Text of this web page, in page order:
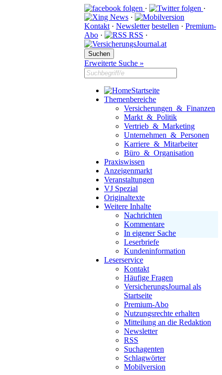
·
·
·
Kontakt · Newsletter bestellen · Premium-
Abo · RSS ·
Erweiterte Suche »
Startseite
Themenbereiche
Versicherungen & Finanzen
Markt & Politik
Vertrieb & Marketing
Unternehmen & Personen
Karriere & Mitarbeiter
Büro & Organisation
Praxiswissen
Anzeigenmarkt
Veranstaltungen
VJ Spezial
Originaltexte
Weitere Inhalte
Nachrichten
Kommentare
In eigener Sache
Leserbriefe
Kundeninformation
Leserservice
Kontakt
Häufige Fragen
VersicherungsJournal als
Startseite
Premium-Abo
Nutzungsrechte erhalten
Mitteilung an die Redaktion
Newsletter
RSS
Suchagenten
Schlagwörter
Mobilversion